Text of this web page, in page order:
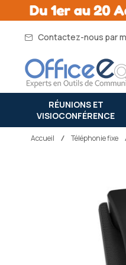
Contactez-nous par
RÉUNIONS ET
VISIOCONFÉRENCE
Accueil téléphonie fixe